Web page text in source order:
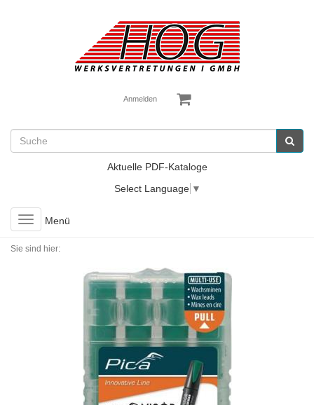
Anmelden
Aktuelle PDF-Kataloge
Select Language ▼
Toggle
navigation
Menü
Sie sind hier: